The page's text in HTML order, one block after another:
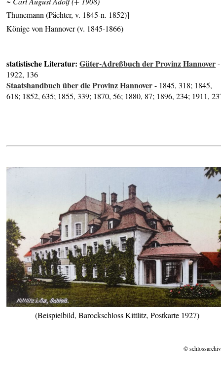
Thunemann (Pächter, v. 1845-n. 1852)]
Könige von Hannover (v. 1845-1866)
statistische Literatur:Güter-Adreßbuch der Provinz Hannover-
1922, 136
Staatshandbuch über die Provinz Hannover- 1845, 318; 1845,
618; 1852, 635; 1855, 339; 1870, 56; 1880, 87; 1896, 234; 1911,
(Beispielbild, Barockschloss Kittlitz, Postkarte 1927)
©